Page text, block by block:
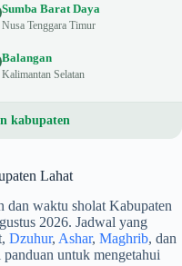
Sumba Barat Daya
Nusa Tenggara Timur
Balangan
Kalimantan Selatan
kabupaten
Lahat
dan waktu sholat Kabupaten
2026. Jadwal yang
Dzuhur, Ashar, Maghrib, dan
untuk mengetahui